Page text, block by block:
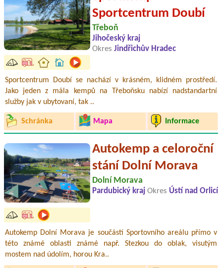
Sportcentrum Doubí
Třeboň
Jihočeský kraj
Okres Jindřichův Hradec
Sportcentrum Doubí se nachází v krásném, klidném prostředí.
Jako jeden z mála kempů na Třeboňsku nabízí nadstandartní
služby jak v ubytovaní, tak ..
Schránka Mapa Informace
Autokemp a celoroční
stání Dolní Morava
Dolní Morava
Pardubický kraj Okres Ústí nad Orlicí
Autokemp Dolní Morava je součástí Sportovního areálu přímo v
této známé oblasti známé např. Stezkou do oblak, visutým
mostem nad údolím, horou Kra..